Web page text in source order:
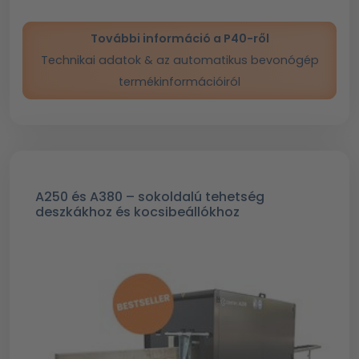
További információ a P40-ről
Technikai adatok & az automatikus bevonógép
termékinformációiról
A250 és A380 – sokoldalú tehetség
deszkákhoz és kocsibeállókhoz